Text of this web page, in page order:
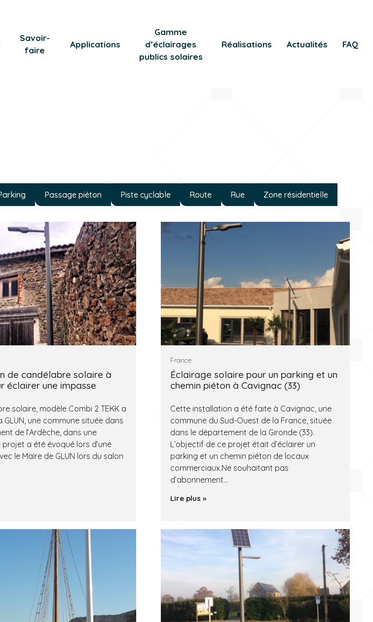
Savoir-
faire
Applications
Gamme
d’éclairages
publics solaires
Réalisations Actualités FAQ
Passage piéton Piste cyclable Route Rue Zone résidentielle
de candélabre solaire à
éclairer une impasse
solaire, modèle Combi 2 TEKK a
GLUN, une commune située dans
de l’Ardèche, dans une
projet a été évoqué lors d’une
le Maire de GLUN lors du salon
France
Éclairage solaire pour un parking et un
chemin piéton à Cavignac (33)
Cette installation a été faite à Cavignac, une
commune du Sud-Ouest de la France, située
dans le département de la Gironde (33).
L’objectif de ce projet était d’éclairer un
parking et un chemin piéton de locaux
commerciaux.Ne souhaitant pas
d’abonnement…
Lire plus »